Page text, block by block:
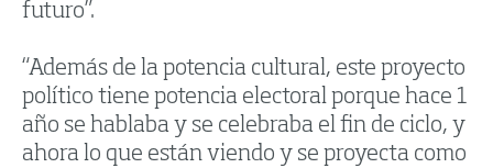
futuro”.
“Además de la potencia cultural, este proyecto
político tiene potencia electoral porque hace 1
año se hablaba y se celebraba el fin de ciclo, y
ahora lo que están viendo y se proyecta como